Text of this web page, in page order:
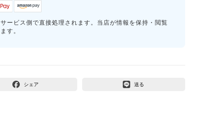
ービス側で直接処理されます。当店が情報を保持・閲覧
す。
シェア 送る